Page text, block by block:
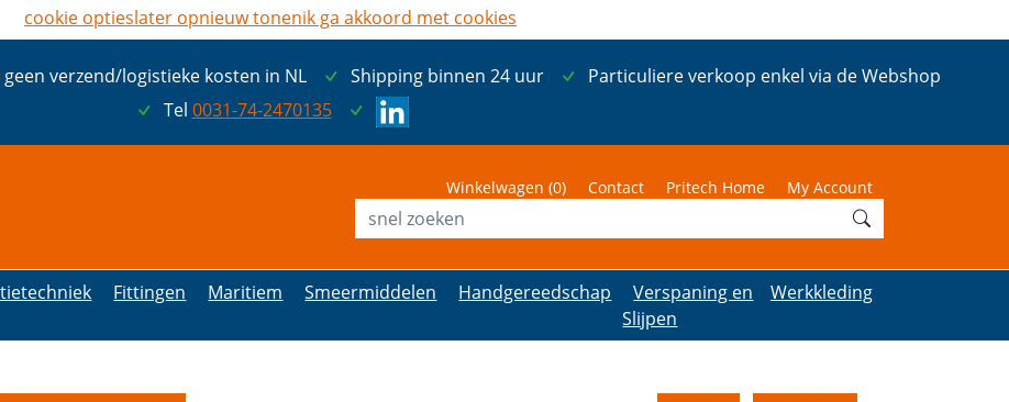
verzend/logistieke kosten in NL Shipping binnen 24 uur
Particuliere verkoop enkel via de Webshop
Tel 0031-74-2470135
Winkelwagen (0) Contact Pritech Home My Account
Fittingen Maritiem Smeermiddelen Handgereedschap
Verspaning en
Slijpen
Werkkleding
cookie optieslater opnieuw tonenik ga akkoord met cookies